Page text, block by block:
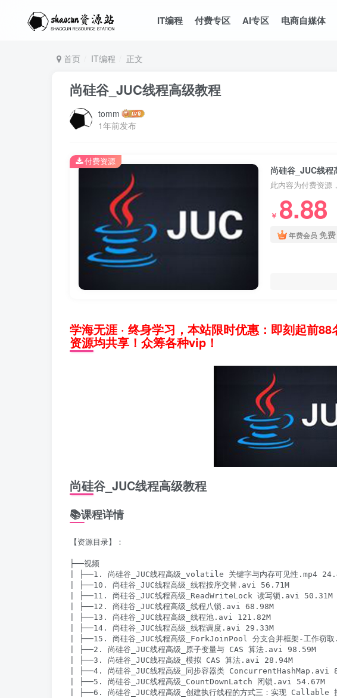
IT编程 付费专区 AI专区 电商自媒体
首页 IT编程 正文
尚硅谷_JUC线程高级教程
tomm
1年前发布
尚硅谷_JUC线程
此内容为付费资源
￥ 8.88
年费会员 免费
付费资源
学海无涯 · 终身学习，本站限时优惠：即刻起前
资源均共享！众筹各种vip！
尚硅谷_JUC线程高级教程
📚课程详情
【资源目录】：
├──视频
| ├──1. 尚硅谷_JUC线程高级_volatile 关键字与内存可见性.mp4
| ├──10. 尚硅谷_JUC线程高级_线程按序交替.avi 56.71M
| ├──11. 尚硅谷_JUC线程高级_ReadWriteLock 读写锁.avi 50.31M
| ├──12. 尚硅谷_JUC线程高级_线程八锁.avi 68.98M
| ├──13. 尚硅谷_JUC线程高级_线程池.avi 121.82M
| ├──14. 尚硅谷_JUC线程高级_线程调度.avi 29.33M
| ├──15. 尚硅谷_JUC线程高级_ForkJoinPool 分支合并框架-工作窃
| ├──2. 尚硅谷_JUC线程高级_原子变量与 CAS 算法.avi 98.59M
| ├──3. 尚硅谷_JUC线程高级_模拟 CAS 算法.avi 28.94M
| ├──4. 尚硅谷_JUC线程高级_同步容器类 ConcurrentHashMap.avi
| ├──5. 尚硅谷_JUC线程高级_CountDownLatch 闭锁.avi 54.67M
| ├──6. 尚硅谷_JUC线程高级_创建执行线程的方式三：实现